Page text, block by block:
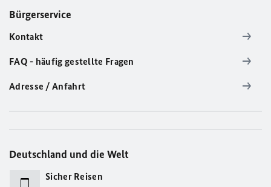
Bürgerservice
Kontakt
FAQ - häufig gestellte Fragen
Adresse / Anfahrt
Deutschland und die Welt
Sicher Reisen